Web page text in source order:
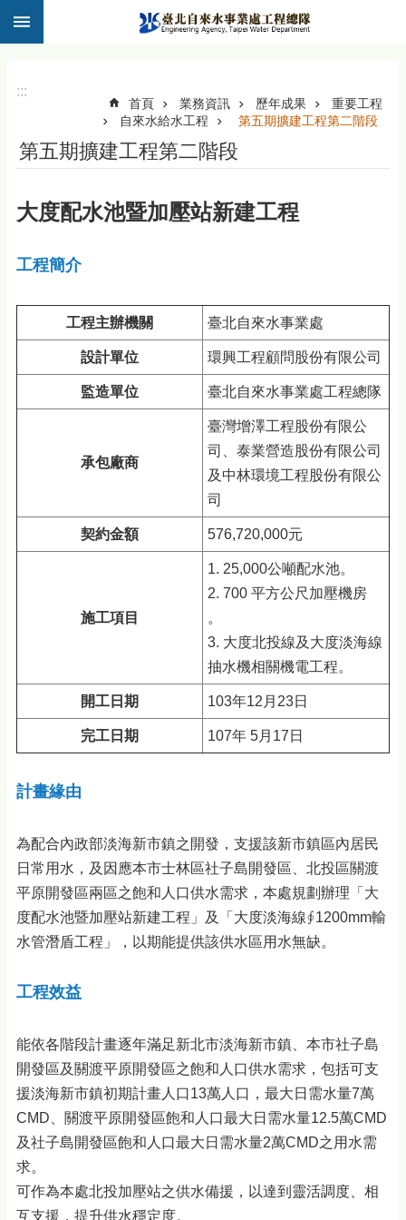
跳到主要內容區塊
:::
首頁 業務資訊 歷年成果
重要工程
自來水給水工程
第五期擴建工程第二階段
第五期擴建工程第二階段
大度配水池暨加壓站新建工程
工程簡介
工程主辦機關 臺北自來水事業處
設計單位 環興工程顧問股份有限公司
監造單位 臺北自來水事業處工程總隊
承包廠商
臺灣增澤工程股份有限公
司、泰業營造股份有限公司
及中林環境工程股份有限公
司
契約金額 576,720,000元
施工項目
1. 25,000公噸配水池。
2. 700 平方公尺加壓機房
。
3. 大度北投線及大度淡海線
抽水機相關機電工程。
開工日期 103年12月23日
完工日期 107年 5月17日
計畫緣由
為配合內政部淡海新市鎮之開發，支援該新市鎮區內居民
日常用水，及因應本市士林區社子島開發區、北投區關渡
平原開發區兩區之飽和人口供水需求，本處規劃辦理「大
度配水池暨加壓站新建工程」及「大度淡海線∮1200mm輸
水管潛盾工程」，以期能提供該供水區用水無缺。
工程效益
能依各階段計畫逐年滿足新北市淡海新市鎮、本市社子島
開發區及關渡平原開發區之飽和人口供水需求，包括可支
援淡海新市鎮初期計畫人口13萬人口，最大日需水量7萬
CMD、關渡平原開發區飽和人口最大日需水量12.5萬CMD
及社子島開發區飽和人口最大日需水量2萬CMD之用水需
求。
可作為本處北投加壓站之供水備援，以達到靈活調度、相
互支援，提升供水穩定度。